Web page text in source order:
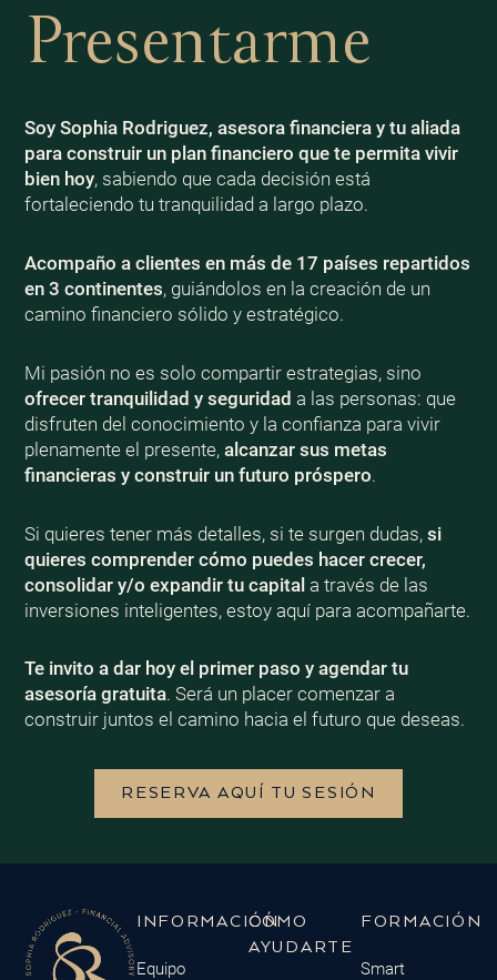
Presentarme
Soy Sophia Rodriguez, asesora financiera y tu aliada
para construir un plan financiero que te permita vivir
bien hoy, sabiendo que cada decisión está
fortaleciendo tu tranquilidad a largo plazo.
Acompaño a clientes en más de 17 países repartidos
en 3 continentes, guiándolos en la creación de un
camino financiero sólido y estratégico.
Mi pasión no es solo compartir estrategias, sino
ofrecer tranquilidad y seguridad a las personas: que
disfruten del conocimiento y la confianza para vivir
plenamente el presente, alcanzar sus metas
financieras y construir un futuro próspero.
Si quieres tener más detalles, si te surgen dudas, si
quieres comprender cómo puedes hacer crecer,
consolidar y/o expandir tu capitala través de las
inversiones inteligentes, estoy aquí para acompañarte.
Te invito a dar hoy el primer paso y agendar tu
asesoría gratuita. Será un placer comenzar a
construir juntos el camino hacia el futuro que deseas.
RESERVA AQUÍ TU SESIÓN
INFORMACIÓN
Equipo
CÓMO
AYUDARTE
FORMACIÓN
Smart